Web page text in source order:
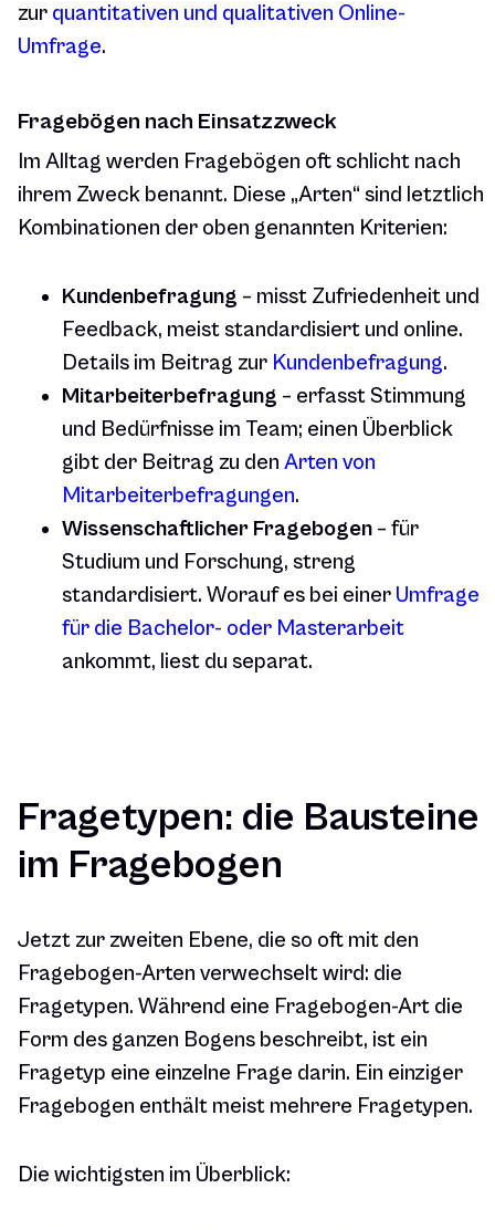
zur quantitativen und qualitativen Online-
Umfrage.
Fragebögen nach Einsatzzweck
Im Alltag werden Fragebögen oft schlicht nach
ihrem Zweck benannt. Diese „Arten“ sind letztlich
Kombinationen der oben genannten Kriterien:
Kundenbefragung – misst Zufriedenheit und
Feedback, meist standardisiert und online.
Details im Beitrag zur Kundenbefragung.
Mitarbeiterbefragung – erfasst Stimmung
und Bedürfnisse im Team; einen Überblick
gibt der Beitrag zu den Arten von
Mitarbeiterbefragungen.
Wissenschaftlicher Fragebogen – für
Studium und Forschung, streng
standardisiert. Worauf es bei einer Umfrage
für die Bachelor- oder Masterarbeit
ankommt, liest du separat.
Fragetypen: die Bausteine
im Fragebogen
Jetzt zur zweiten Ebene, die so oft mit den
Fragebogen-Arten verwechselt wird: die
Fragetypen. Während eine Fragebogen-Art die
Form des ganzen Bogens beschreibt, ist ein
Fragetyp eine einzelne Frage darin. Ein einziger
Fragebogen enthält meist mehrere Fragetypen.
Die wichtigsten im Überblick: